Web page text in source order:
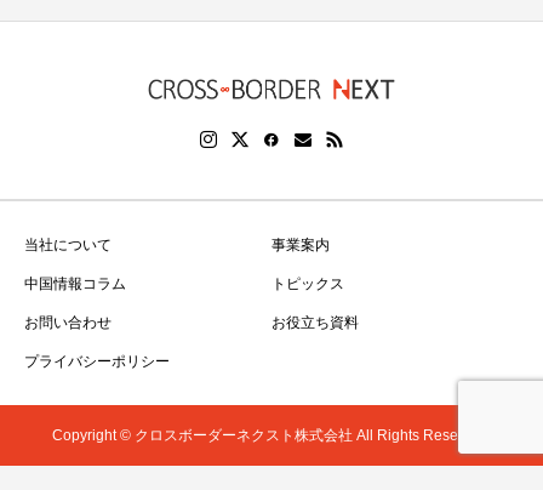
当社について 事業案内
中国情報コラム トピックス
お問い合わせ お役立ち資料
プライバシーポリシー
Copyright © クロスボーダーネクスト株式会社 All Rights Reserved.